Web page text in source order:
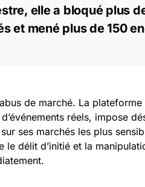
elle a bloqué plus
et mené plus de 150
de marché. La
d’événements réels, impose
sur ses marchés les plus
le délit d’initié et la